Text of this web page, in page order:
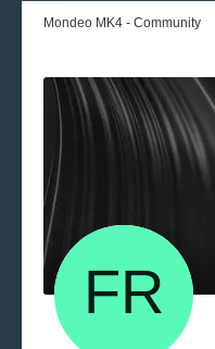
Mondeo MK4 - Community